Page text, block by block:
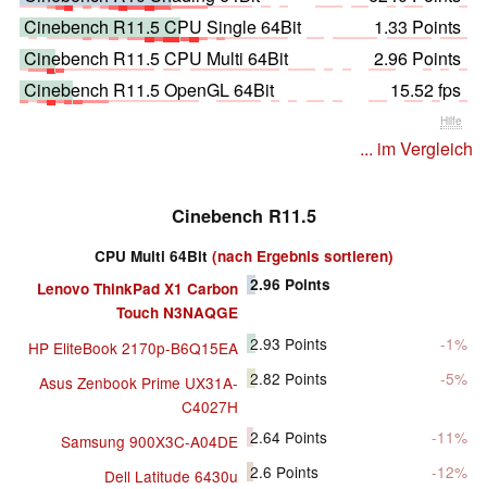
Cinebench R11.5 CPU Single 64Bit
1.33 Points
Cinebench R11.5 CPU Multi 64Bit
2.96 Points
Cinebench R11.5 OpenGL 64Bit
15.52 fps
Hilfe
... im Vergleich
Cinebench R11.5
CPU Multi 64Bit (nach Ergebnis sortieren)
Lenovo ThinkPad X1 Carbon
Touch N3NAQGE
2.96 Points
HP EliteBook 2170p-B6Q15EA 2.93 Points
-1%
Asus Zenbook Prime UX31A-
C4027H
2.82 Points -5%
Samsung 900X3C-A04DE 2.64 Points
-11%
Dell Latitude 6430u 2.6 Points
-12%